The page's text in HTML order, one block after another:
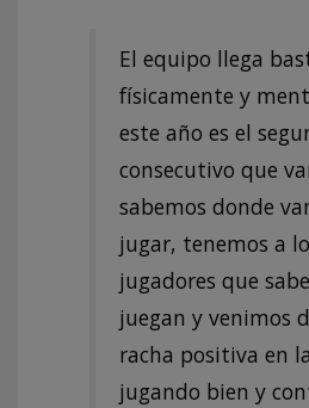
El equipo llega
físicamente y
este año es el
consecutivo que
sabemos donde
jugar, tenemos a
jugadores que
juegan y venimos
racha positiva en
jugando bien y